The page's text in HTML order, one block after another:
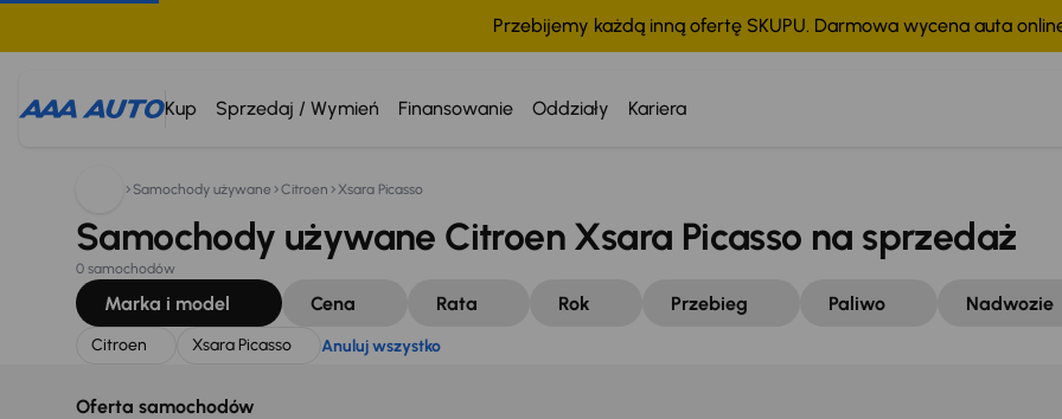
Przebijemy każdą inną ofertę SKUPU. Darmowa wycena auta
Kup Sprzedaj / Wymień Finansowanie Oddziały Kariera
Szukam: Anuluj wszystko
Samochody używane Citroen Xsara Picasso
Samochody używane Citroen Xsara Picasso na sprzedaż
0 samochodów
Marka i model Cena Rata Rok Przebieg Paliwo Nadwozie
Citroen Xsara Picasso Anuluj wszystko
Oferta samochodów